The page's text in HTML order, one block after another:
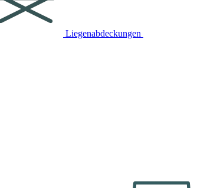
Liegenabdeckungen